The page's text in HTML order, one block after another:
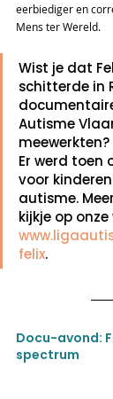
eerbiediger en
Mens ter Wereld.
Wist je dat
schitterde in
Autisme
meewerkten?
Er werd toen
voor
autisme.
kijkje op
felix.
Docu-avond:
spectrum